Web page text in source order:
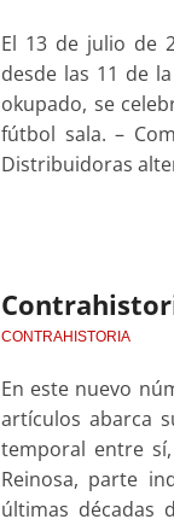
El 13 de julio de
desde las 11 de
okupado, se
fútbol sala. –
Distribuidoras
CONTRAHISTORIA
En este nuevo
artículos abarca
temporal entre
Reinosa, parte
últimas décadas